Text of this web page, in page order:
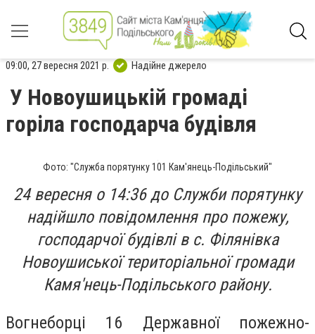
09:00, 27 вересня 2021 р. Надійне джерело
У Новоушицькій громаді
горіла господарча будівля
Фото: "Служба порятунку 101 Кам'янець-Подільський"
24 вересня о 14:36 до Служби порятунку
надійшло повідомлення про пожежу,
господарчої будівлі в с. Філянівка
Новоушиської територіальної громади
Камя'нець-Подільського району.
Вогнеборці 16 Державної пожежно-